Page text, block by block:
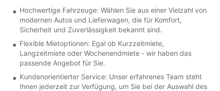
Hochwertige Fahrzeuge: Wählen Sie aus einer Vielzahl von
modernen Autos und Lieferwagen, die für Komfort,
Sicherheit und Zuverlässigkeit bekannt sind.
Flexible Mietoptionen: Egal ob Kurzzeitmiete,
Langzeitmiete oder Wochenendmiete - wir haben das
passende Angebot für Sie.
Kundenorientierter Service: Unser erfahrenes Team steht
Ihnen jederzeit zur Verfügung, um Sie bei der Auswahl des